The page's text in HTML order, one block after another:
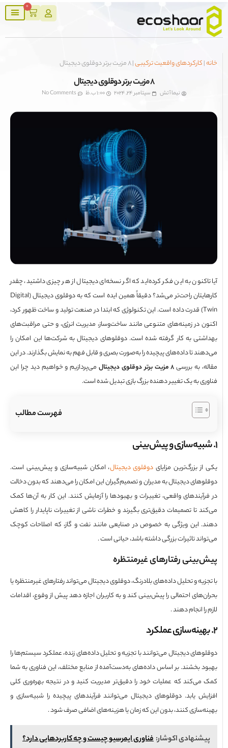
0
کارکردهای واقعیت ترکیبی|8 مزیت برتر دوقلوی دیجیتال
نیما آتش سپتامبر 24, 2024 1:00 ب.ظ No Comments
به این فکر کرده‌اید که اگر نسخه‌ای دیجیتال از هر چیزی داشتید، چقدر
کارهایتان راحت‌تر می‌شد؟ دقیقاً همین ایده است که به دوقلوی دیجیتال (Digital
Twin) قدرت داده است. این تکنولوژی که ابتدا در صنعت تولید و ساخت ظهور کرد،
در زمینه‌های متنوعی مانند ساخت‌وساز، مدیریت انرژی، و حتی مراقبت‌های
به کار گرفته شده است. دوقلوهای دیجیتال به شرکت‌ها این امکان را
تا داده‌های پیچیده را به‌صورت بصری و قابل فهم به نمایش بگذارند. در این
به بررسی8 مزیت برتر دوقلوی دیجیتال
می‌پردازیم و خواهیم دید چرا این
به یک تغییر دهنده بزرگ بازی تبدیل شده است.
فهرست مطالب
بزرگ‌ترین مزایایدوقلوی دیجیتال، امکان شبیه‌سازی و پیش‌بینی است.
دیجیتال به مدیران و تصمیم‌گیران این امکان را می‌دهند که بدون دخالت
واقعی، تغییرات و بهبودها را آزمایش کنند. این کار به آن‌ها کمک
تا تصمیمات دقیق‌تری بگیرند و خطرات ناشی از تغییرات ناپایدار را کاهش
این ویژگی به خصوص در صنایعی مانند نفت و گاز، که اصلاحات کوچک
تاثیرات بزرگی داشته باشد، حیاتی است .
رفتارهای غیرمنتظره
و تحلیل داده‌های بلادرنگ، دوقلوی دیجیتال می‌تواند رفتارهای غیرمنتظره یا
احتمالی را پیش‌بینی کند و به کاربران اجازه دهد پیش از وقوع، اقدامات
انجام دهند .
دیجیتال می‌توانند با تجزیه و تحلیل داده‌های زنده، عملکرد سیستم‌ها را
بخشند. بر اساس داده‌های به‌دست‌آمده از منابع مختلف، این فناوری به شما
که عملیات خود را دقیق‌تر مدیریت کنید و در نتیجه بهره‌وری کلی
یابد. دوقلوهای دیجیتال می‌توانند فرآیندهای پیچیده را شبیه‌سازی و
کنند، بدون این که زمان یا هزینه‌های اضافی صرف شود .
اکوشار: فناوری ایمرسیو چیست و چه کاربردهایی دارد؟